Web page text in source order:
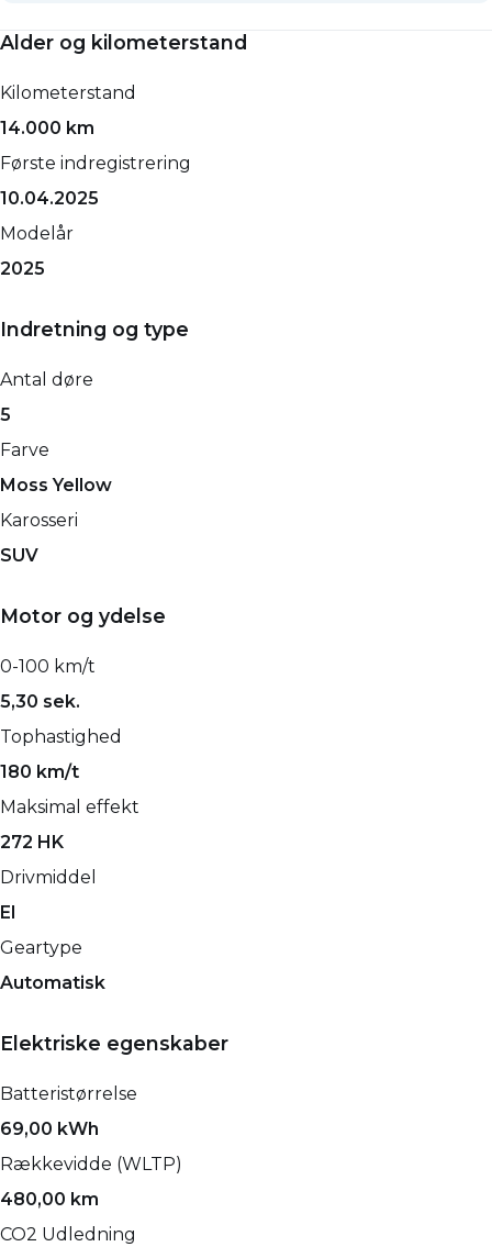
Alder og kilometerstand
Kilometerstand
14.000 km
Første indregistrering
10.04.2025
Modelår
2025
Indretning og type
Antal døre
5
Farve
Moss Yellow
Karosseri
SUV
Motor og ydelse
0-100 km/t
5,30 sek.
Tophastighed
180 km/t
Maksimal effekt
272 HK
Drivmiddel
El
Geartype
Automatisk
Elektriske egenskaber
Batteristørrelse
69,00 kWh
Rækkevidde (WLTP)
480,00 km
CO2 Udledning